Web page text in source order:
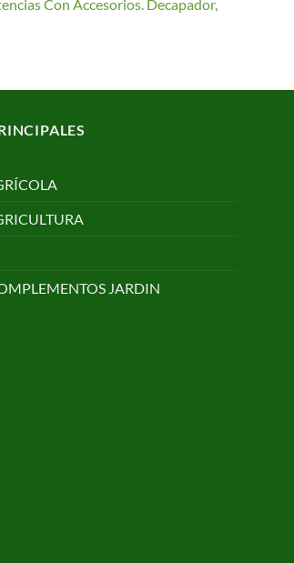
Con Accesorios. Decapador,
JARDIN